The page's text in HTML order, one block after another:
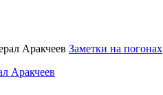
Заметки на погонах
Аракчеев